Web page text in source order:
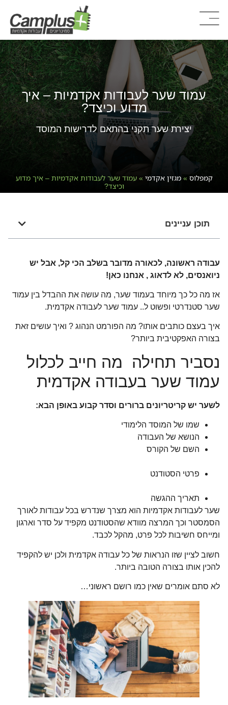
עמוד שער לעבודות אקדמיות – איך
מדוע וכיצד?
יצירת שער תקני בהתאם לדרישות המוסד
קמפלוס »מגזין אקדמי »עמוד שער לעבודות אקדמיות – איך מדוע
וכיצד?
תוכן עניינים
עבודה ראשונה, לכאורה מדובר בשלב הכי קל, אבל יש
ניואנסים, לא לדאוג , אנחנו כאן!
אז מה כל כך מיוחד בעמוד שער, מה עושה את ההבדל בין עמוד
שער סטנדרטי ופשוט ל.. עמוד שער לעבודה אקדמית.
איך בעצם כותבים אותו? מה הפורמט הנהוג ? ואיך עושים זאת
בצורה האפקטיבית ביותר?
נסביר תחילה מה חייב לכלול
עמוד שער בעבודה אקדמית
לשער יש קריטריונים ברורים וסדר קבוע באופן הבא:
שמו של המוסד הלימודי
הנושא של העבודה
השם של הקורס
פרטי הסטודנט
תאריך ההגשה
שער לעבודות אקדמיות הוא מצרך שנדרש בכל עבודות לאורך
הסמסטר וכך המרצה מוודא שהסטודנט מקפיד על סדר וארגון
ומייחס חשיבות לכל פרט, מהקל לכבד.
חשוב לציין שזו הנראות של כל עבודה אקדמית ולכן יש להקפיד
להכין אותו בצורה הטובה ביותר.
לא סתם אומרים שאין כמו רושם ראשוני…